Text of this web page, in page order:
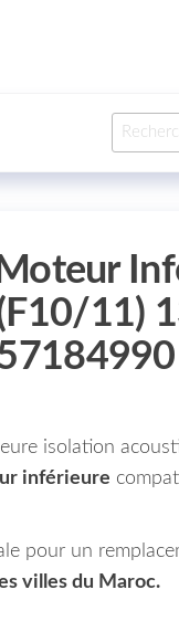
11)
isolation
inférieure
pour un
villes du Maroc.